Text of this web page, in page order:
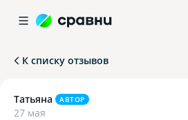
К списку отзывов
Татьяна АВТОР
27 мая